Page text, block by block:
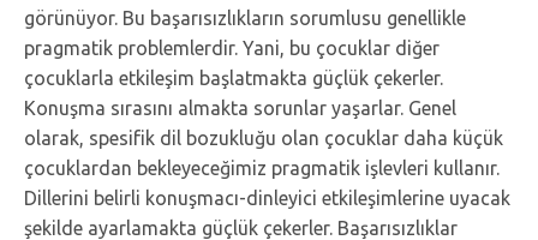
görünüyor. Bu başarısızlıkların sorumlusu genellikle
pragmatik problemlerdir. Yani, bu çocuklar diğer
çocuklarla etkileşim başlatmakta güçlük çekerler.
Konuşma sırasını almakta sorunlar yaşarlar. Genel
olarak, spesifik dil bozukluğu olan çocuklar daha küçük
çocuklardan bekleyeceğimiz pragmatik işlevleri kullanır.
Dillerini belirli konuşmacı-dinleyici etkileşimlerine uyacak
şekilde ayarlamakta güçlük çekerler. Başarısızlıklar